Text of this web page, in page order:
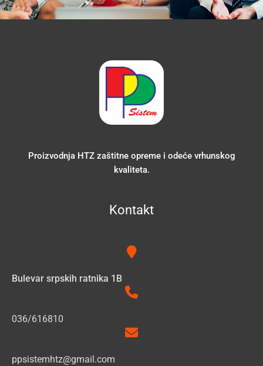
Proizvodnja HTZ zaštitne opreme i odeće vrhunskog
kvaliteta.
Kontakt
Bulevar srpskih ratnika 1B
036/616810
ppsistemhtz@gmail.com